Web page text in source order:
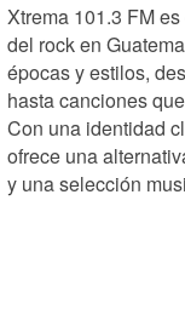
Xtrema 101.3 FM
del rock en
épocas y estilos,
hasta canciones
Con una identidad
ofrece una
y una selección